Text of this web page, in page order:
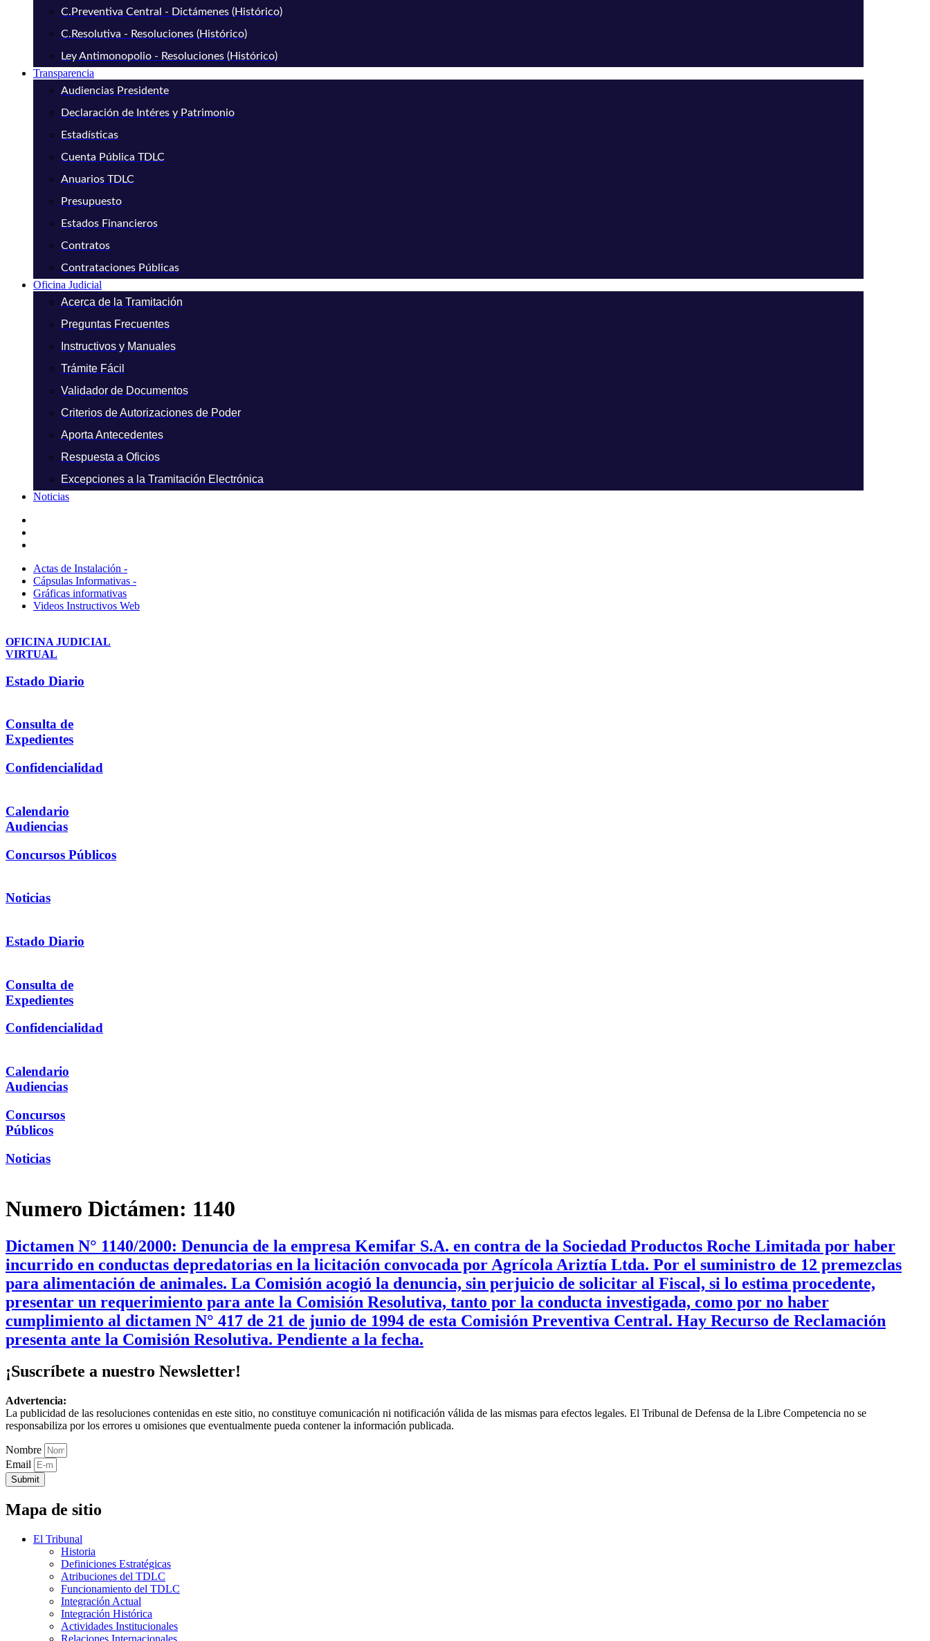
C.Preventiva Central - Dictámenes (Histórico)
C.Resolutiva - Resoluciones (Histórico)
Ley Antimonopolio - Resoluciones (Histórico)
Transparencia
Audiencias Presidente
Declaración de Intéres y Patrimonio
Estadísticas
Cuenta Pública TDLC
Anuarios TDLC
Presupuesto
Estados Financieros
Contratos
Contrataciones Públicas
Oficina Judicial
Acerca de la Tramitación
Preguntas Frecuentes
Instructivos y Manuales
Trámite Fácil
Validador de Documentos
Criterios de Autorizaciones de Poder
Aporta Antecedentes
Respuesta a Oficios
Excepciones a la Tramitación Electrónica
Noticias
Actas de Instalación -
Cápsulas Informativas -
Gráficas informativas
Videos Instructivos Web
OFICINA JUDICIAL
VIRTUAL
Estado Diario
Consulta de
Expedientes
Confidencialidad
Calendario
Audiencias
Concursos Públicos
Noticias
Estado Diario
Consulta de
Expedientes
Confidencialidad
Calendario
Audiencias
Concursos
Públicos
Noticias
Numero Dictámen: 1140
Dictamen N° 1140/2000: Denuncia de la empresa Kemifar S.A. en contra de la Sociedad Productos Roche Limitada por haber
incurrido en conductas depredatorias en la licitación convocada por Agrícola Ariztía Ltda. Por el suministro de 12 premezclas
para alimentación de animales. La Comisión acogió la denuncia, sin perjuicio de solicitar al Fiscal, si lo estima procedente,
presentar un requerimiento para ante la Comisión Resolutiva, tanto por la conducta investigada, como por no haber
cumplimiento al dictamen N° 417 de 21 de junio de 1994 de esta Comisión Preventiva Central. Hay Recurso de Reclamación
presenta ante la Comisión Resolutiva. Pendiente a la fecha.
¡Suscríbete a nuestro Newsletter!
Advertencia:
La publicidad de las resoluciones contenidas en este sitio, no constituye comunicación ni notificación válida de las mismas para efectos legales. El Tribunal de Defensa de la Libre Competencia no se
responsabiliza por los errores u omisiones que eventualmente pueda contener la información publicada.
Nombre
Email
Submit
Mapa de sitio
El Tribunal
Historia
Definiciones Estratégicas
Atribuciones del TDLC
Funcionamiento del TDLC
Integración Actual
Integración Histórica
Actividades Institucionales